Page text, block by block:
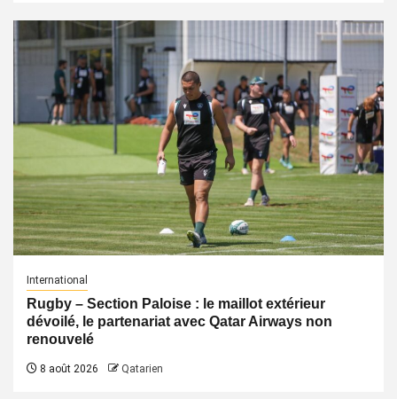
International
Rugby – Section Paloise : le maillot extérieur
dévoilé, le partenariat avec Qatar Airways non
renouvelé
8 août 2026 Qatarien